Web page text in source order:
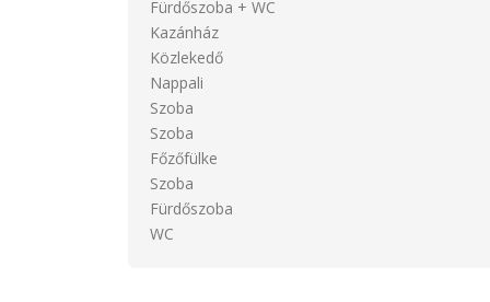
Fürdőszoba + WC
Kazánház
Közlekedő
Nappali
Szoba
Szoba
Főzőfülke
Szoba
Fürdőszoba
WC